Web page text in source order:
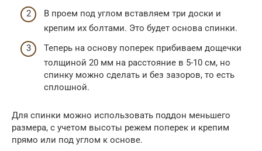
В проем под углом вставляем три доски и
крепим их болтами. Это будет основа спинки.
Теперь на основу поперек прибиваем дощечки
толщиной 20 мм на расстояние в 5-10 см, но
спинку можно сделать и без зазоров, то есть
сплошной.
Для спинки можно использовать поддон меньшего
размера, с учетом высоты режем поперек и крепим
прямо или под углом к основе.